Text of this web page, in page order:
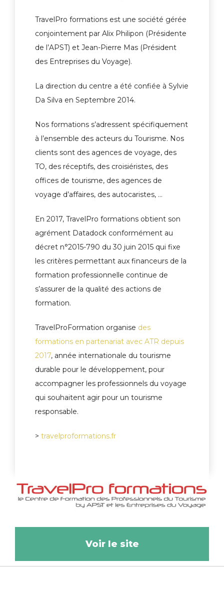
TravelPro formations est une société gérée
conjointement par Alix Philipon (Présidente
de l’APST) et Jean-Pierre Mas (Président
des Entreprises du Voyage).
La direction du centre a été confiée à Sylvie
Da Silva en Septembre 2014.
Nos formations s’adressent spécifiquement
à l’ensemble des acteurs du Tourisme. Nos
clients sont des agences de voyage, des
TO, des réceptifs, des croisiéristes, des
offices de tourisme, des agences de
voyage d’affaires, des autocaristes, …
En 2017, TravelPro formations obtient son
agrément Datadock conformément au
décret n°2015-790 du 30 juin 2015 qui fixe
les critères permettant aux financeurs de la
formation professionnelle continue de
s’assurer de la qualité des actions de
formation.
TravelProFormation organise des
formations en partenariat avec ATR depuis
2017, année internationale du tourisme
durable pour le développement, pour
accompagner les professionnels du voyage
qui souhaitent agir pour un tourisme
responsable.
> travelproformations.fr
Voir le site